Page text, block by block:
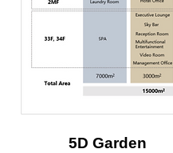
5D Garden